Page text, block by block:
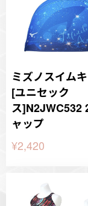
ミズノスイム
[ユニセック
ス]N2JWC532
ャップ
¥2,420